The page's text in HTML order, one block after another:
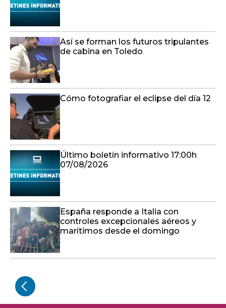
Así se forman los futuros tripulantes
de cabina en Toledo
Cómo fotografiar el eclipse del día 12
Último boletín informativo 17:00h
07/08/2026
España responde a Italia con
controles excepcionales aéreos y
marítimos desde el domingo